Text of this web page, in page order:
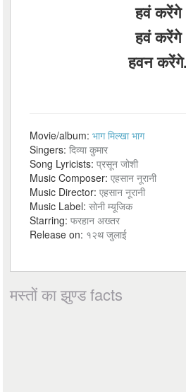
हवं करेंगे
हवं करेंगे
हवन करेंगे.
Movie/album:भाग मिल्खा भाग
Singers:दिव्या कुमार
Song Lyricists:प्रसून जोशी
Music Composer:एहसान नूरानी
Music Director:एहसान नूरानी
Music Label:सोनी म्यूजिक
Starring:फरहान अख्तर
Release on: १२थ जुलाई
मस्तों का झुण्ड facts